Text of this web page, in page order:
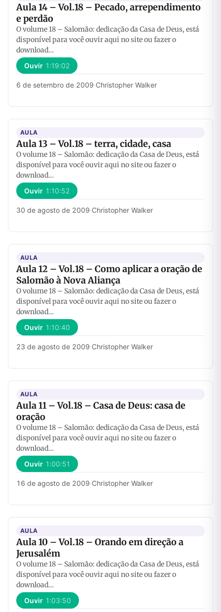
Aula 14 – Vol.18 – Pecado, arrependimento
e perdão
O volume 18 – Salomão: dedicação da Casa de Deus, está
disponível para você ouvir aqui no site ou fazer o
download…
Ouvir 1:19:02
6 de setembro de 2009·Christopher Walker
AULA
Aula 13 – Vol.18 – terra, cidade, casa
O volume 18 – Salomão: dedicação da Casa de Deus, está
disponível para você ouvir aqui no site ou fazer o
download…
Ouvir 1:10:52
30 de agosto de 2009·Christopher Walker
AULA
Aula 12 – Vol.18 – Como aplicar a oração de
Salomão à Nova Aliança
O volume 18 – Salomão: dedicação da Casa de Deus, está
disponível para você ouvir aqui no site ou fazer o
download…
Ouvir 1:10:40
23 de agosto de 2009·Christopher Walker
AULA
Aula 11 – Vol.18 – Casa de Deus: casa de
oração
O volume 18 – Salomão: dedicação da Casa de Deus, está
disponível para você ouvir aqui no site ou fazer o
download…
Ouvir 1:00:51
16 de agosto de 2009·Christopher Walker
AULA
Aula 10 – Vol.18 – Orando em direção a
Jerusalém
O volume 18 – Salomão: dedicação da Casa de Deus, está
disponível para você ouvir aqui no site ou fazer o
download…
Ouvir 1:03:50